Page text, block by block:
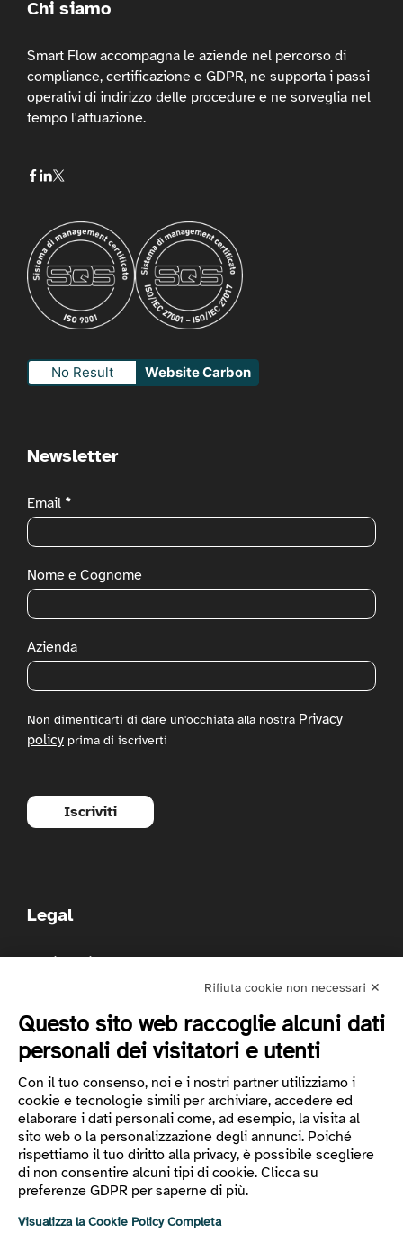
Chi siamo
Smart Flow accompagna le aziende nel percorso di
compliance, certificazione e GDPR, ne supporta i passi
operativi di indirizzo delle procedure e ne sorveglia nel
tempo l'attuazione.
No Result Website Carbon
Newsletter
Newsletter
Email *
Nome e Cognome
Azienda
Non dimenticarti di dare un'occhiata alla nostra Privacy
policy prima di iscriverti
Iscriviti
Legal
Codice etico
Whistleblowing
Accessibilità
Politica per la Qualità e la Sicurezza delle Informazioni
e dei Servizi Cloud
Vademecum AI
Rifiuta cookie non necessari ✕
Questo sito web raccoglie alcuni dati
personali dei visitatori e utenti
Con il tuo consenso, noi e i nostri partner utilizziamo i
cookie e tecnologie simili per archiviare, accedere ed
elaborare i dati personali come, ad esempio, la visita al
sito web o la personalizzazione degli annunci. Poiché
rispettiamo il tuo diritto alla privacy, è possibile scegliere
di non consentire alcuni tipi di cookie. Clicca su
preferenze GDPR per saperne di più.
Visualizza la Cookie Policy Completa